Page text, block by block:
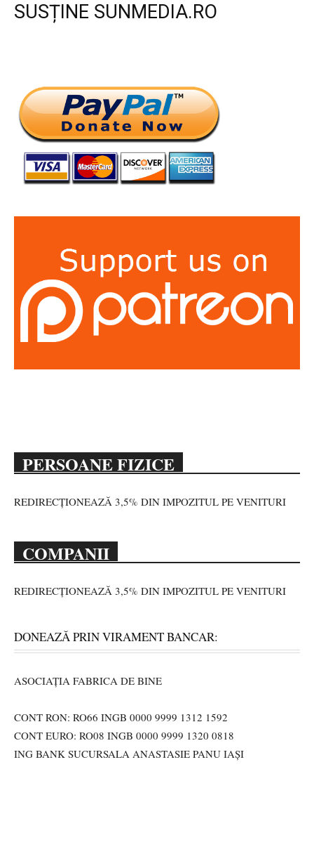
SUSȚINE SUNMEDIA.RO
PERSOANE FIZICE
REDIRECȚIONEAZĂ 3,5% DIN IMPOZITUL PE VENITURI
COMPANII
REDIRECȚIONEAZĂ 3,5% DIN IMPOZITUL PE VENITURI
DONEAZĂ PRIN VIRAMENT BANCAR:
ASOCIAȚIA FABRICA DE BINE
CONT RON: RO66 INGB 0000 9999 1312 1592
CONT EURO: RO08 INGB 0000 9999 1320 0818
ING BANK SUCURSALA ANASTASIE PANU IAȘI